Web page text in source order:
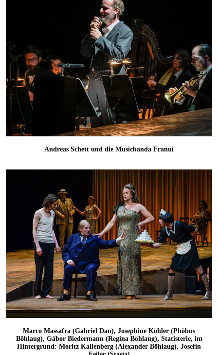
Andreas Schett und die Musicbanda Franui
Marco Massafra (Gabriel Dan), Josephine Köhler (Phöbus
Böhlaug), Gábor Biedermann (Regina Böhlaug), Statisterie, im
Hintergrund: Moritz Kallenberg (Alexander Böhlaug), Josefin